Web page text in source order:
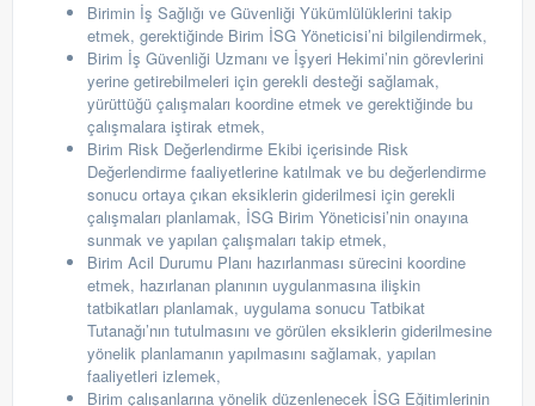
Birimin İş Sağlığı ve Güvenliği Yükümlülüklerini takip
etmek, gerektiğinde Birim İSG Yöneticisi’ni bilgilendirmek,
Birim İş Güvenliği Uzmanı ve İşyeri Hekimi’nin görevlerini
yerine getirebilmeleri için gerekli desteği sağlamak,
yürüttüğü çalışmaları koordine etmek ve gerektiğinde bu
çalışmalara iştirak etmek,
Birim Risk Değerlendirme Ekibi içerisinde Risk
Değerlendirme faaliyetlerine katılmak ve bu değerlendirme
sonucu ortaya çıkan eksiklerin giderilmesi için gerekli
çalışmaları planlamak, İSG Birim Yöneticisi’nin onayına
sunmak ve yapılan çalışmaları takip etmek,
Birim Acil Durumu Planı hazırlanması sürecini koordine
etmek, hazırlanan planının uygulanmasına ilişkin
tatbikatları planlamak, uygulama sonucu Tatbikat
Tutanağı’nın tutulmasını ve görülen eksiklerin giderilmesine
yönelik planlamanın yapılmasını sağlamak, yapılan
faaliyetleri izlemek,
Birim çalışanlarına yönelik düzenlenecek İSG Eğitimlerinin